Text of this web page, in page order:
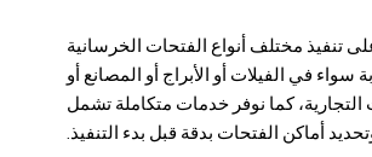
تنفيذ مختلف أنواع الفتحات الخرسانية
سواء في الفيلات أو الأبراج أو المصانع أو
التجارية، كما نوفر خدمات متكاملة تشمل
أماكن الفتحات بدقة قبل بدء التنفيذ.